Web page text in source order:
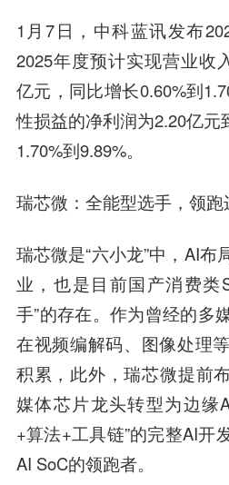
1月7日， 中科蓝讯发布
2025年度预计实现营业收
亿元，同比增长0.60%到
性损益的净利润为2.20亿元
1.70%到9.89%。
瑞芯微 ： 全能型选手，领跑
瑞芯微是“六小龙”中，AI
业，也是目前国产消费类
手”的存在。作为曾经的多
在视频编解码、图像处理
积累，此外，瑞芯微提前
媒体芯片龙头转型为边缘
+算法+工具链”的完整AI开
AI SoC的领跑者。